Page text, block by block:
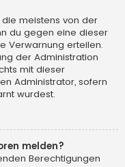
meistens von der
du gegen eine dieser
Verwarnung erteilen.
der Administration
mit dieser
Administrator, sofern
wurdest.
melden?
Berechtigungen